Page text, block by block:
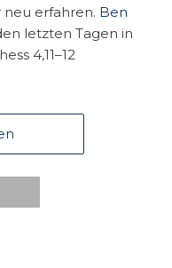
neu erfahren. Ben
letzten Tagen in
4,11–12